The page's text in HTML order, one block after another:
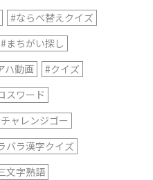
#ならべ替えクイズ
#まちがい探し
ハ動画
#クイズ
スワード
ャレンジゴー
バラ漢字クイズ
文字熟語